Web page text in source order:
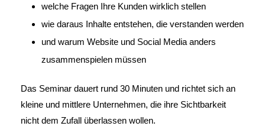
welche Fragen Ihre Kunden wirklich stellen
wie daraus Inhalte entstehen, die verstanden werden
und warum Website und Social Media anders
zusammenspielen müssen
Das Seminar dauert rund 30 Minuten und richtet sich an
kleine und mittlere Unternehmen, die ihre Sichtbarkeit
nicht dem Zufall überlassen wollen.